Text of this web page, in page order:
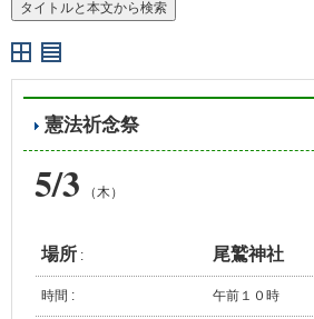
憲法祈念祭
5/3 （木）
場所 : 尾鷲神社
時間 : 午前１０時